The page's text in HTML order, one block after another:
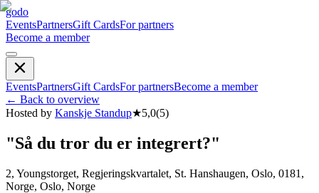
godo
EventsPartnersGift CardsFor partners
Become a member
EventsPartnersGift CardsFor partnersBecome a member
← Back to overview
Hosted by Kanskje Standup★5,0(5)
"Så du tror du er integrert?"
2, Youngstorget, Regjeringskvartalet, St. Hanshaugen, Oslo, 0181,
Norge, Oslo, Norge